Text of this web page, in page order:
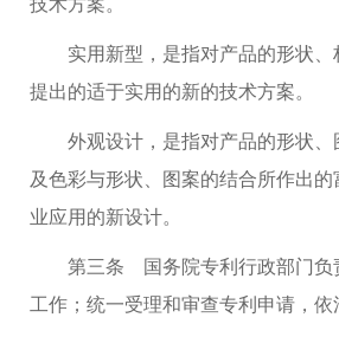
实用新型，是指对产品的形状、
提出的适于实用的新的技术方案。
外观设计，是指对产品的形状、
及色彩与形状、图案的结合所作出
业应用的新设计。
第三条 国务院专利行政部门负
工作；统一受理和审查专利申请，依